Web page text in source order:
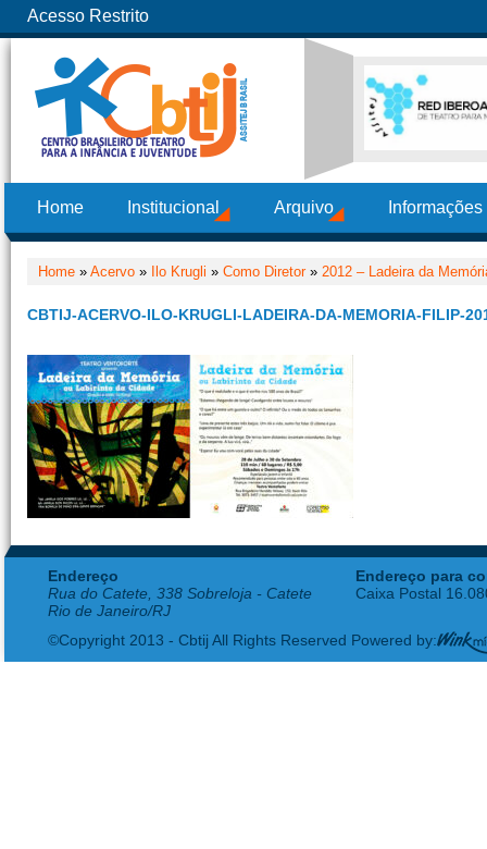
Acesso Restrito
Home Institucional Arquivo
Home » Acervo » Ilo Krugli » Como Diretor» 2012 – Ladeira da
CBTIJ-ACERVO-ILO-KRUGLI-LADEIRA-DA-MEMORIA-FILIP-
Endereço
Rua do Catete, 338 Sobreloja - Catete
Rio de Janeiro/RJ
Endereço para
Caixa Postal
©Copyright 2013 - Cbtij All Rights Reserved Powered by: